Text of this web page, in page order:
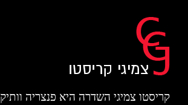
קריסטו צמיגי השדרה היא פנצריה